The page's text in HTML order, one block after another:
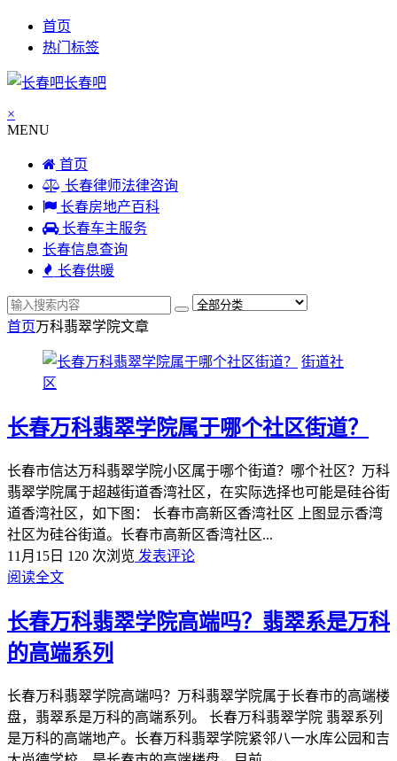
首页
热门标签
长春吧
×
MENU
首页
长春律师法律咨询
长春房地产百科
长春车主服务
长春信息查询
长春供暖
首页万科翡翠学院文章
街道社
区
长春万科翡翠学院属于哪个社区街道？
长春市信达万科翡翠学院小区属于哪个街道？哪个社区？万科
翡翠学院属于超越街道香湾社区，在实际选择也可能是硅谷街
道香湾社区，如下图： 长春市高新区香湾社区 上图显示香湾
社区为硅谷街道。长春市高新区香湾社区...
11月15日 120 次浏览 发表评论
阅读全文
长春万科翡翠学院高端吗？翡翠系是万科
的高端系列
长春万科翡翠学院高端吗？万科翡翠学院属于长春市的高端楼
盘，翡翠系是万科的高端系列。 长春万科翡翠学院 翡翠系列
是万科的高端地产。长春万科翡翠学院紧邻八一水库公园和吉